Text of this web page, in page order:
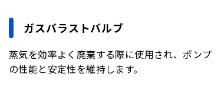
ガスバラストバルブ
蒸気を効率よく廃棄する際に使用され、ポンプ
の性能と安定性を維持します。